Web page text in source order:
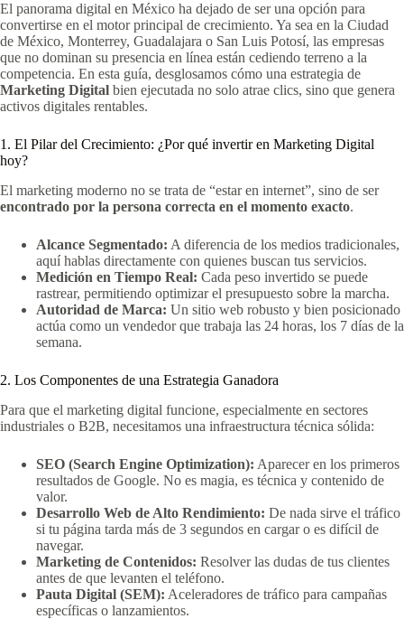
El panorama digital en México ha dejado de ser una opción para
convertirse en el motor principal de crecimiento. Ya sea en la Ciudad
de México, Monterrey, Guadalajara o San Luis Potosí, las empresas
que no dominan su presencia en línea están cediendo terreno a la
competencia. En esta guía, desglosamos cómo una estrategia de
Marketing Digital bien ejecutada no solo atrae clics, sino que genera
activos digitales rentables.
1. El Pilar del Crecimiento: ¿Por qué invertir en Marketing Digital
hoy?
El marketing moderno no se trata de “estar en internet”, sino de ser
encontrado por la persona correcta en el momento exacto.
Alcance Segmentado: A diferencia de los medios tradicionales,
aquí hablas directamente con quienes buscan tus servicios.
Medición en Tiempo Real: Cada peso invertido se puede
rastrear, permitiendo optimizar el presupuesto sobre la marcha.
Autoridad de Marca: Un sitio web robusto y bien posicionado
actúa como un vendedor que trabaja las 24 horas, los 7 días de la
semana.
2. Los Componentes de una Estrategia Ganadora
Para que el marketing digital funcione, especialmente en sectores
industriales o B2B, necesitamos una infraestructura técnica sólida:
SEO (Search Engine Optimization): Aparecer en los primeros
resultados de Google. No es magia, es técnica y contenido de
valor.
Desarrollo Web de Alto Rendimiento: De nada sirve el tráfico
si tu página tarda más de 3 segundos en cargar o es difícil de
navegar.
Marketing de Contenidos: Resolver las dudas de tus clientes
antes de que levanten el teléfono.
Pauta Digital (SEM): Aceleradores de tráfico para campañas
específicas o lanzamientos.